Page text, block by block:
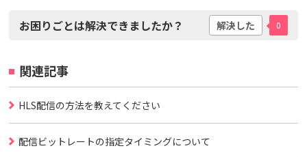
お困りごとは解決できましたか？ 解決した 0
関連記事
HLS配信の方法を教えてください
配信ビットレートの指定タイミングについて